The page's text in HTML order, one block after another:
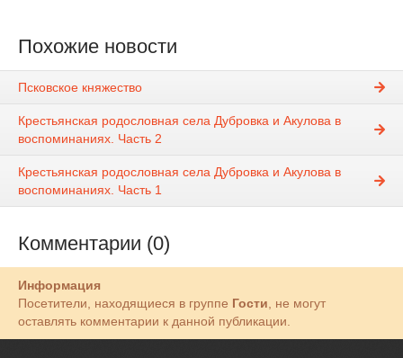
Похожие новости
Псковское княжество
Крестьянская родословная села Дубровка и Акулова в
воспоминаниях. Часть 2
Крестьянская родословная села Дубровка и Акулова в
воспоминаниях. Часть 1
Комментарии (0)
Информация
Посетители, находящиеся в группе Гости, не могут
оставлять комментарии к данной публикации.